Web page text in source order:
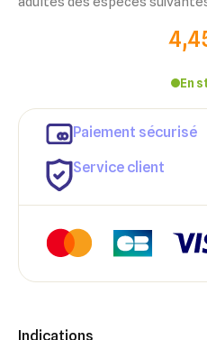
En
Paiement sécurisé
Service client
Indications
Créer une liste d'envies
Connexion